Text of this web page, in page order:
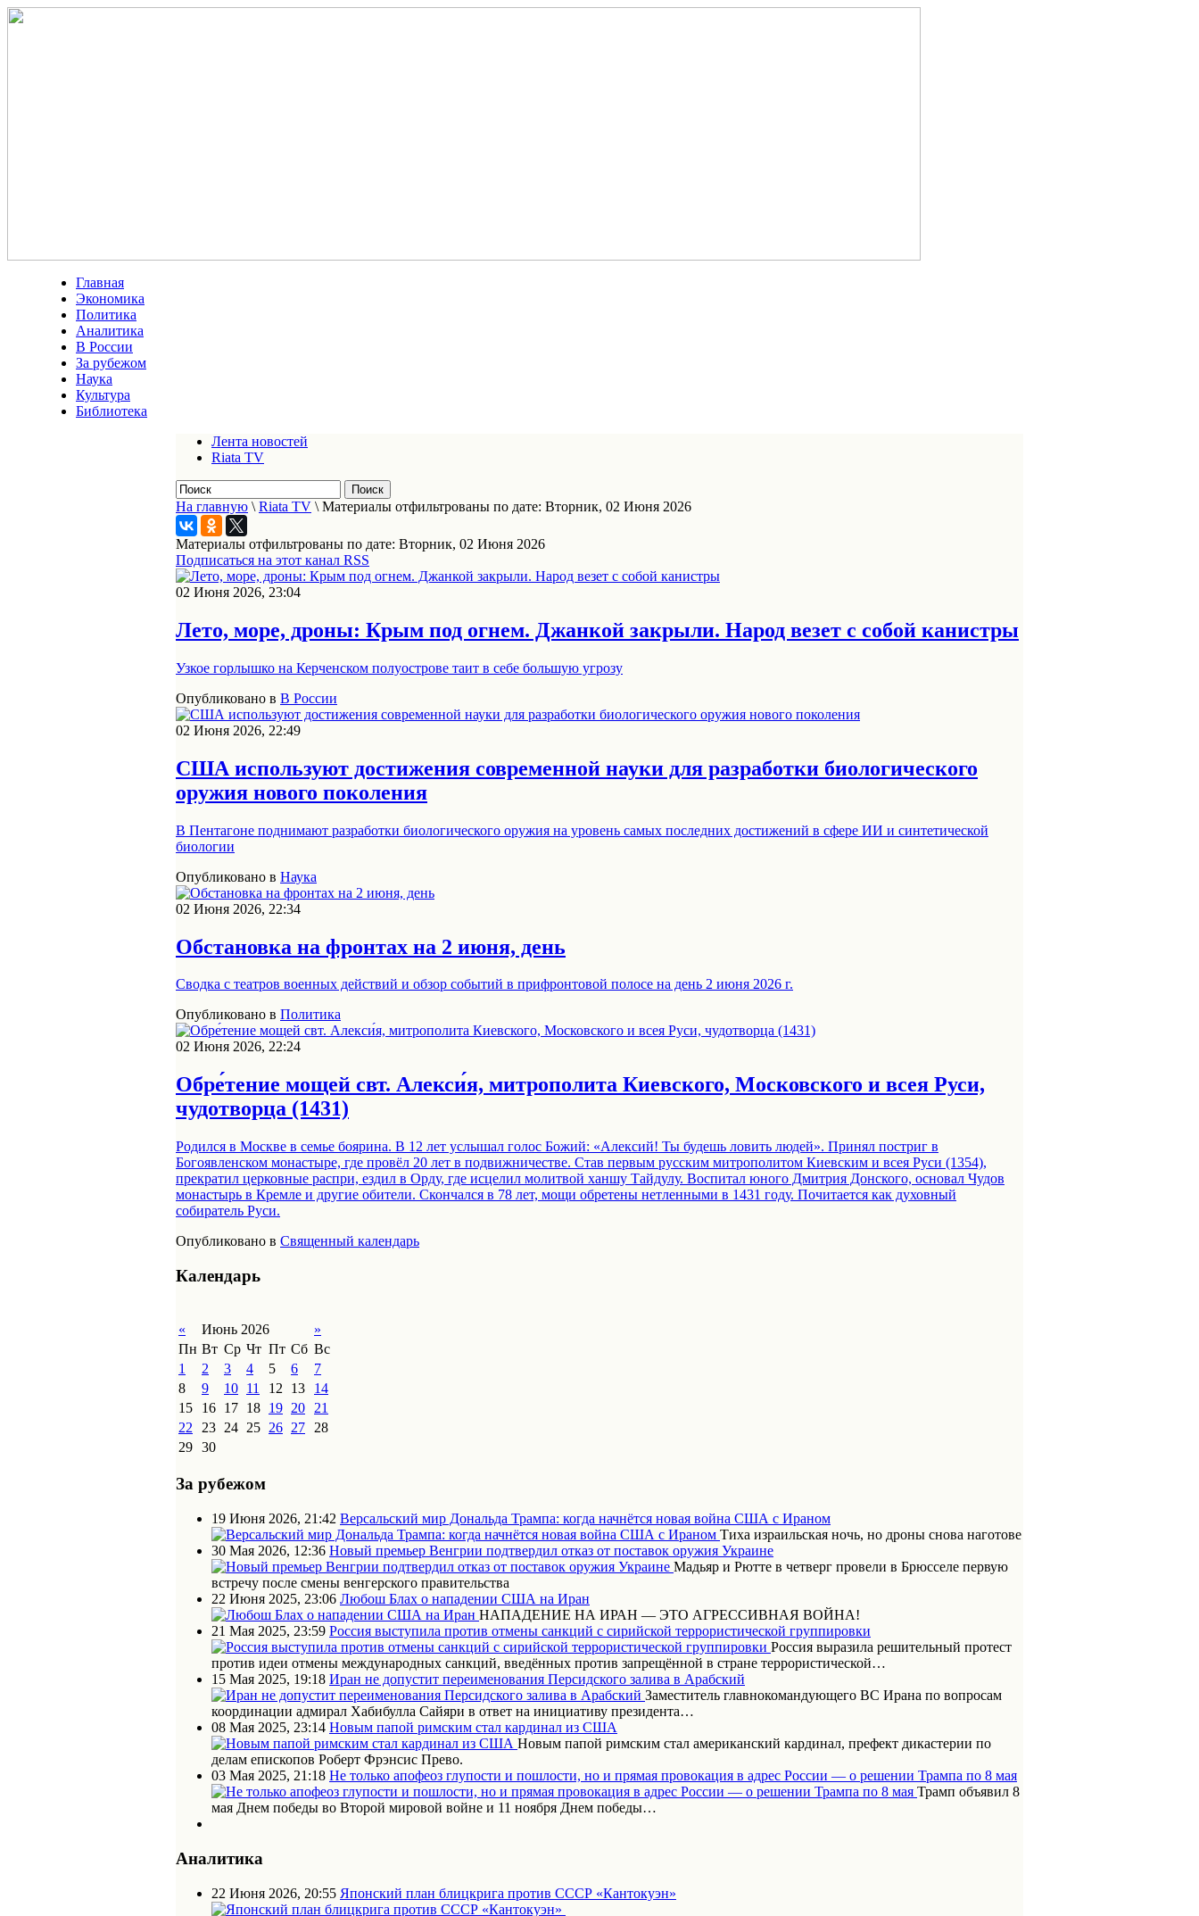
Главная
Экономика
Политика
Аналитика
В России
За рубежом
Наука
Культура
Библиотека
Лента новостей
Riata TV
На главную \ Riata TV \ Материалы отфильтрованы по дате: Вторник, 02 Июня 2026
Материалы отфильтрованы по дате: Вторник, 02 Июня 2026
Подписаться на этот канал RSS
02 Июня 2026, 23:04
Лето, море, дроны: Крым под огнем. Джанкой закрыли. Народ везет с собой канистры
Узкое горлышко на Керченском полуострове таит в себе большую угрозу
Опубликовано в В России
02 Июня 2026, 22:49
США используют достижения современной науки для разработки биологического
оружия нового поколения
В Пентагоне поднимают разработки биологического оружия на уровень самых последних достижений в сфере ИИ и синтетической
биологии
Опубликовано в Наука
02 Июня 2026, 22:34
Обстановка на фронтах на 2 июня, день
Сводка с театров военных действий и обзор событий в прифронтовой полосе на день 2 июня 2026 г.
Опубликовано в Политика
02 Июня 2026, 22:24
Обре́тение мощей свт. Алекси́я, митрополита Киевского, Московского и всея Руси,
чудотворца (1431)
Родился в Москве в семье боярина. В 12 лет услышал голос Божий: «Алексий! Ты будешь ловить людей». Принял постриг в
Богоявленском монастыре, где провёл 20 лет в подвижничестве. Став первым русским митрополитом Киевским и всея Руси (1354),
прекратил церковные распри, ездил в Орду, где исцелил молитвой ханшу Тайдулу. Воспитал юного Дмитрия Донского, основал Чудов
монастырь в Кремле и другие обители. Скончался в 78 лет, мощи обретены нетленными в 1431 году. Почитается как духовный
собиратель Руси.
Опубликовано в Священный календарь
Календарь
« Июнь 2026
»
Пн Вт Ср Чт Пт Сб Вс
1
2 3 4 5 6
7
8
9 10 11 12 13
14
15
16 17 18 19 20
21
22
23 24 25 26 27
28
29 30
За рубежом
19 Июня 2026, 21:42 Версальский мир Дональда Трампа: когда начнётся новая война США с Ираном
Тиха израильская ночь, но дроны снова наготове
30 Мая 2026, 12:36 Новый премьер Венгрии подтвердил отказ от поставок оружия Украине
Мадьяр и Рютте в четверг провели в Брюсселе первую
встречу после смены венгерского правительства
22 Июня 2025, 23:06 Любош Блах о нападении США на Иран
НАПАДЕНИЕ НА ИРАН — ЭТО АГРЕССИВНАЯ ВОЙНА!
21 Мая 2025, 23:59 Россия выступила против отмены санкций с сирийской террористической группировки
Россия выразила решительный протест
против идеи отмены международных санкций, введённых против запрещённой в стране террористической…
15 Мая 2025, 19:18 Иран не допустит переименования Персидского залива в Арабский
Заместитель главнокомандующего ВС Ирана по вопросам
координации адмирал Хабибулла Сайяри в ответ на инициативу президента…
08 Мая 2025, 23:14 Новым папой римским стал кардинал из США
Новым папой римским стал американский кардинал, префект дикастерии по
делам епископов Роберт Фрэнсис Прево.
03 Мая 2025, 21:18 Не только апофеоз глупости и пошлости, но и прямая провокация в адрес России — о решении Трампа по 8 мая
Трамп объявил 8
мая Днем победы во Второй мировой войне и 11 ноября Днем победы…
Аналитика
22 Июня 2026, 20:55 Японский план блицкрига против СССР «Кантокуэн»